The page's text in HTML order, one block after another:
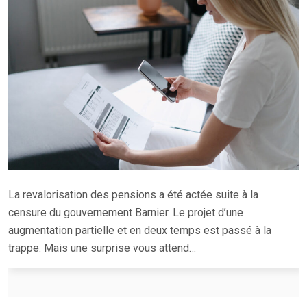
La revalorisation des pensions a été actée suite à la
censure du gouvernement Barnier. Le projet d’une
augmentation partielle et en deux temps est passé à la
trappe. Mais une surprise vous attend…